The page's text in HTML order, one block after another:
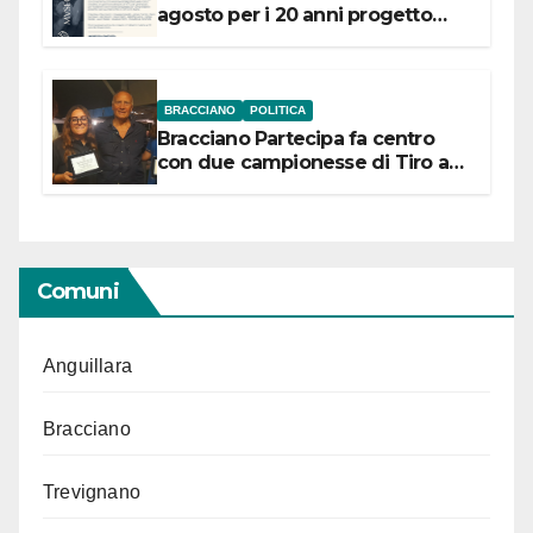
agosto per i 20 anni progetto
BRACCIANO POLITICA
Bracciano Partecipa fa centro
con due campionesse di Tiro a
Comuni
Anguillara
Bracciano
Trevignano